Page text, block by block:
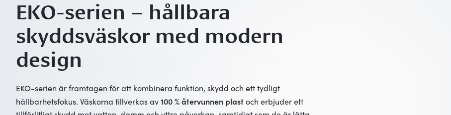
EKO-serien – hållbara
skyddsväskor med modern
design
EKO-serien är framtagen för att kombinera funktion, skydd och ett tydligt
hållbarhetsfokus. Väskorna tillverkas av100 % återvunnen plastoch erbjuder ett